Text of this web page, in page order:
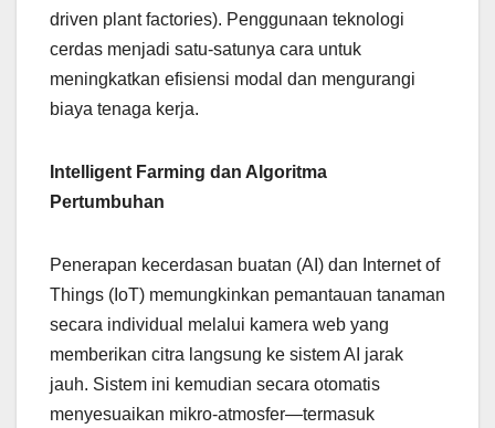
driven plant factories). Penggunaan teknologi
cerdas menjadi satu-satunya cara untuk
meningkatkan efisiensi modal dan mengurangi
biaya tenaga kerja.
Intelligent Farming dan Algoritma
Pertumbuhan
Penerapan kecerdasan buatan (AI) dan Internet of
Things (IoT) memungkinkan pemantauan tanaman
secara individual melalui kamera web yang
memberikan citra langsung ke sistem AI jarak
jauh. Sistem ini kemudian secara otomatis
menyesuaikan mikro-atmosfer—termasuk